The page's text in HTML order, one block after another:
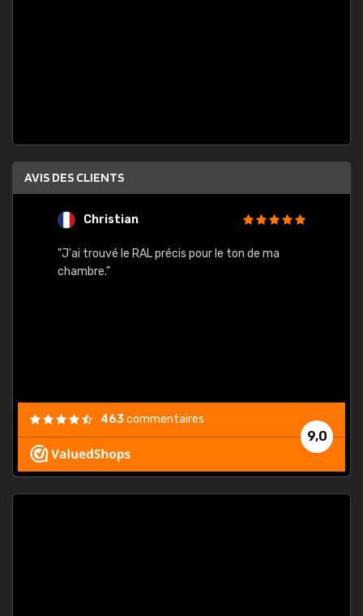
AVIS DES CLIENTS
Christian
"J'ai trouvé le RAL précis pour le ton de ma
chambre."
9,0
463commentaires